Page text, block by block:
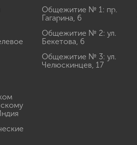
Общежитие № 1: пр.
Гагарина, 6
Общежитие № 2: ул.
Бекетова, 6
Общежитие № 3: ул.
Челюскинцев, 17